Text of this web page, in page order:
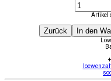
Artikel
Zurück In den